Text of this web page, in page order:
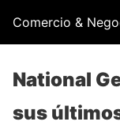
Comercio &
National
sus